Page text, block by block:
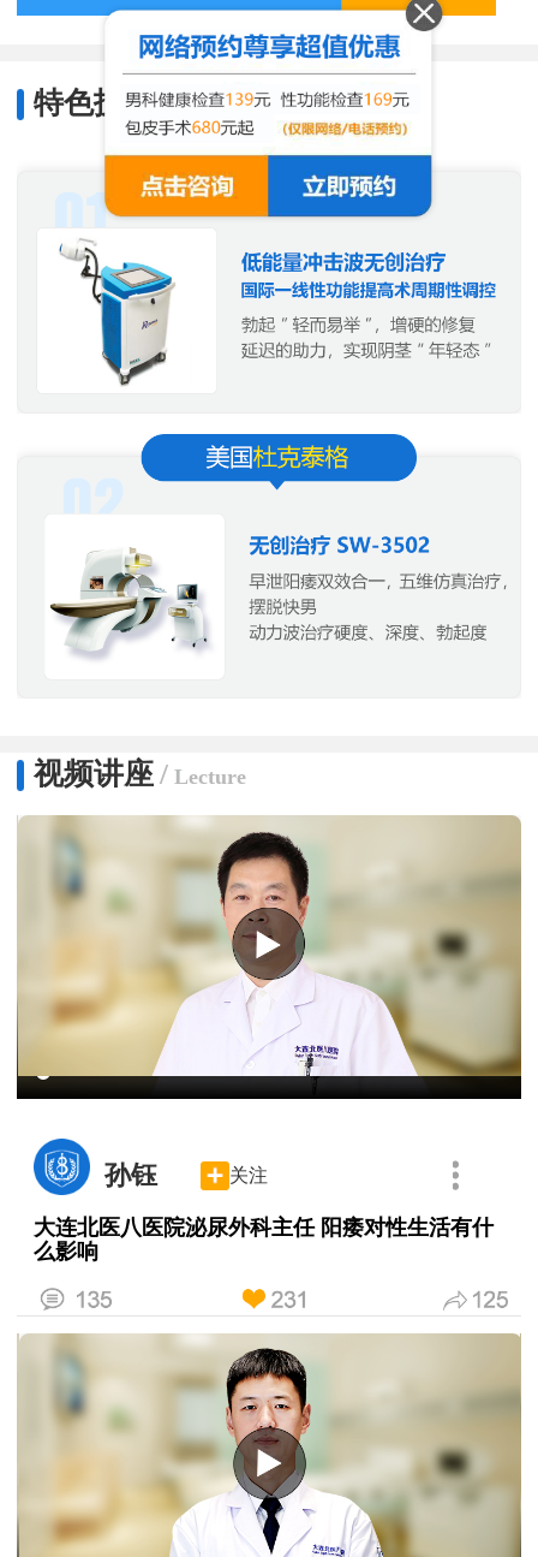
特色技术/Characteristic
视频讲座/ Lecture
孙钰 关注
大连北医八医院泌尿外科主任 阳痿对性生活有什
么影响